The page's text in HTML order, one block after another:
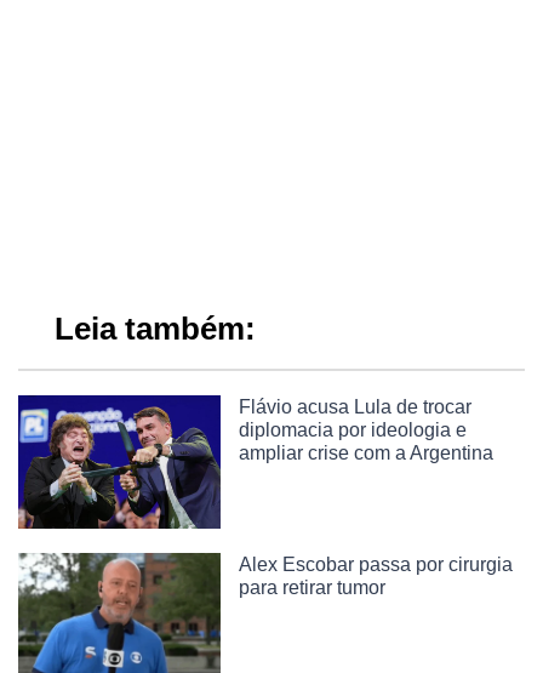
Leia também:
Flávio acusa Lula de trocar
diplomacia por ideologia e
ampliar crise com a Argentina
Alex Escobar passa por cirurgia
para retirar tumor